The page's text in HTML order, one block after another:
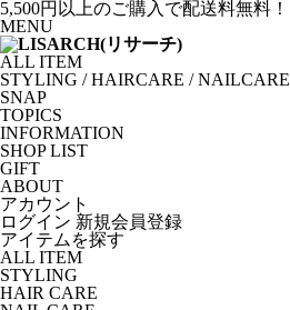
5,500円以上のご購入で配送料無料！
MENU
ALL ITEM
STYLING /HAIRCARE /NAILCARE
SNAP
TOPICS
INFORMATION
SHOP LIST
GIFT
ABOUT
アカウント
ログイン 新規会員登録
アイテムを探す
ALL ITEM
STYLING
HAIR CARE